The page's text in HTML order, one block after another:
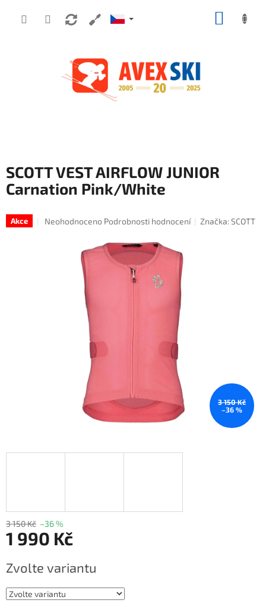
SCOTT VEST AIRFLOW JUNIOR
Carnation Pink/White
Akce Průměrné hodnocení produktu je 0,0 z 5 hvězdiček.
Neohodnoceno Podrobnosti hodnocení Značka:SCOTT
3 150 Kč
–36 %
3 150 Kč –36 %
1 990 Kč
Zvolte variantu